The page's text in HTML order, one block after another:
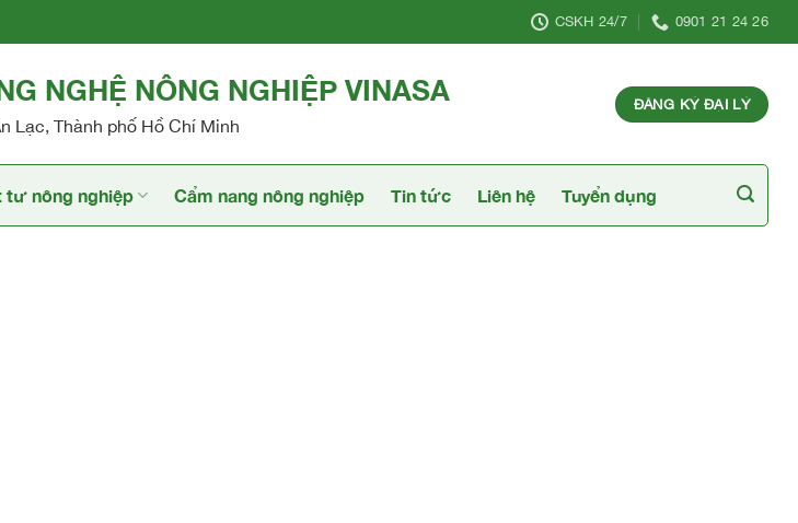
CSKH 24/7 0901 21 24 26
NGHỆ NÔNG NGHIỆP VINASA
Lạc, Thành phố Hồ Chí Minh
ĐĂNG KÝ ĐẠI LÝ
tư nông nghiệp Cẩm nang nông nghiệp Tin tức Liên hệ Tuyển dụng